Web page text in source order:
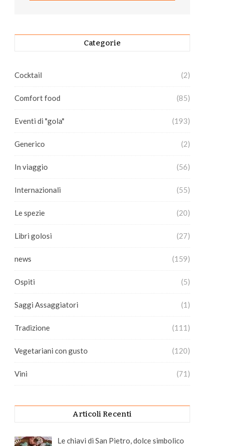
Categorie
Cocktail (2)
Comfort food (85)
Eventi di "gola" (193)
Generico (2)
In viaggio (56)
Internazionali (55)
Le spezie (20)
Libri golosi (27)
news (159)
Ospiti (5)
Saggi Assaggiatori (1)
Tradizione (111)
Vegetariani con gusto (120)
Vini (71)
Articoli Recenti
Le chiavi di San Pietro, dolce simbolico